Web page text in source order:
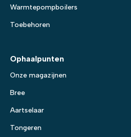
Warmtepompboilers
Toebehoren
Ophaalpunten
Onze magazijnen
Bree
Aartselaar
Tongeren